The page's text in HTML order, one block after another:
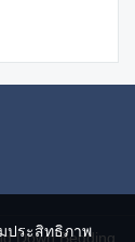
Down Bedding
ประสิทธิภาพ